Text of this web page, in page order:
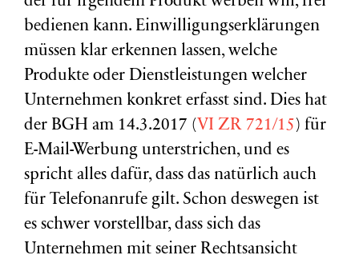
bedienen kann. Einwilligungserklärungen
müssen klar erkennen lassen, welche
Produkte oder Dienstleistungen welcher
Unternehmen konkret erfasst sind. Dies hat
der BGH am 14.3.2017 (VI ZR 721/15 ) für
E-Mail-Werbung unterstrichen, und es
spricht alles dafür, dass das natürlich auch
für Telefonanrufe gilt. Schon deswegen ist
es schwer vorstellbar, dass sich das
Unternehmen mit seiner Rechtsansicht